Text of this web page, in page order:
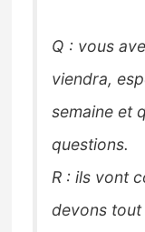
Q : vous
viendra,
semaine et
questions.
R : ils vont
devons